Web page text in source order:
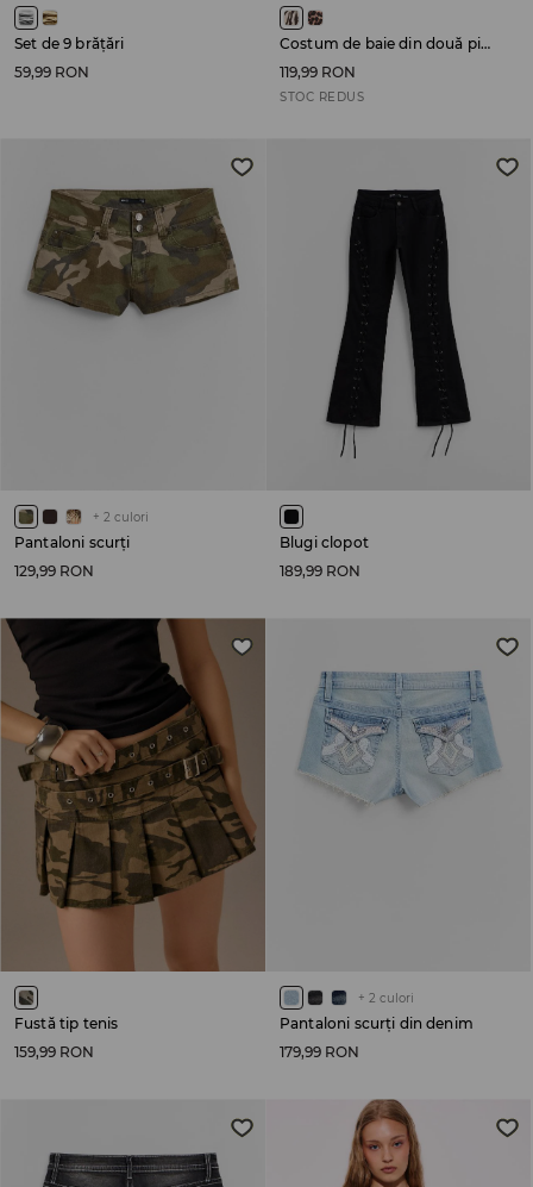
Set de 9 brățări
59,99 RON
Costum de baie din două piese
119,99 RON
STOC REDUS
+ 2 culori
Pantaloni scurți
129,99 RON
Blugi clopot
189,99 RON
Fustă tip tenis
159,99 RON
+ 2 culori
Pantaloni scurți din denim
179,99 RON